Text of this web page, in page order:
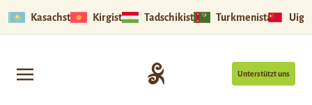
Kasachstan Kirgistan Tadschikistan Turkmenistan
Unterstützt uns